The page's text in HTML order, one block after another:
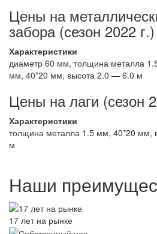
Цены на
забора (сезон 2022 г.)
Характеристики
диаметр 60 мм, толщина металла
мм, 40*20 мм, высота 2.0 — 6.0 м
Цены на лаги (сезон
Характеристики
толщина металла 1.5 мм, 40*20 мм,
м
Наши
17 лет на рынке